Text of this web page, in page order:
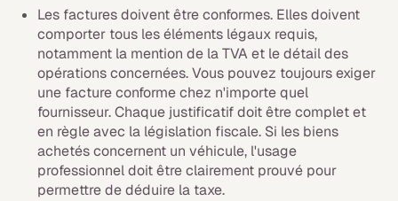
Les factures doivent être conformes. Elles doivent
comporter tous les éléments légaux requis,
notamment la mention de la TVA et le détail des
opérations concernées. Vous pouvez toujours exiger
une facture conforme chez n'importe quel
fournisseur. Chaque justificatif doit être complet et
en règle avec la législation fiscale. Si les biens
achetés concernent un véhicule, l'usage
professionnel doit être clairement prouvé pour
permettre de déduire la taxe.